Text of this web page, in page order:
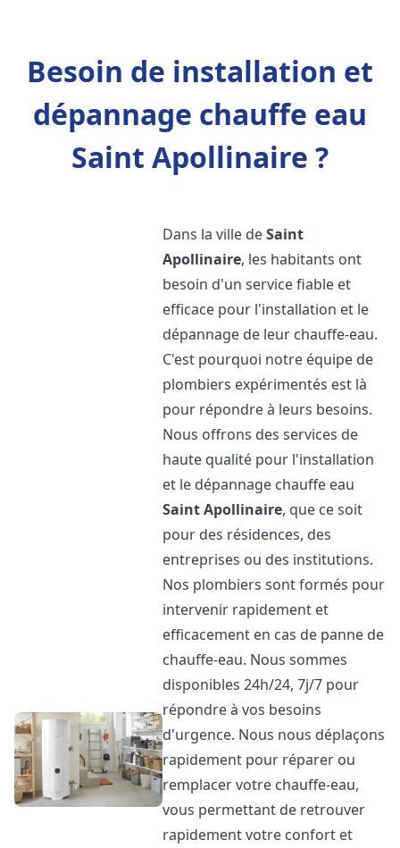
Besoin de installation et
dépannage chauffe eau
Saint Apollinaire ?
Dans la ville deSaint
Apollinaire, les habitants ont
besoin d'un service fiable et
efficace pour l'installation et le
dépannage de leur chauffe-eau.
C'est pourquoi notre équipe de
plombiers expérimentés est là
pour répondre à leurs besoins.
Nous offrons des services de
haute qualité pour l'installation
et le dépannage chauffe eau
Saint Apollinaire, que ce soit
pour des résidences, des
entreprises ou des institutions.
Nos plombiers sont formés pour
intervenir rapidement et
efficacement en cas de panne de
chauffe-eau. Nous sommes
disponibles 24h/24, 7j/7 pour
répondre à vos besoins
d'urgence. Nous nous déplaçons
rapidement pour réparer ou
remplacer votre chauffe-eau,
vous permettant de retrouver
rapidement votre confort et